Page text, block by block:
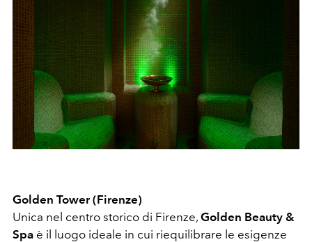
Golden Tower (Firenze)
Unica nel centro storico di Firenze, Golden Beauty &
Spa è il luogo ideale in cui riequilibrare le esigenze